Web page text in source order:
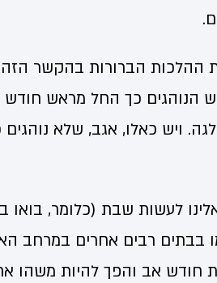
הברורות בהקשר הזה
הנוהגים כך החל מראש
ויש כאלו, אגב, שלא
לעשות שבת (כלומר, בואו
בבתים רבים אחרים במרחב
אב והפך להיות משהו